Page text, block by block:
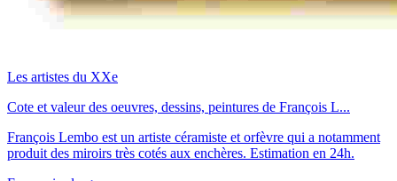
Les artistes du XXe
Cote et valeur des oeuvres, dessins, peintures de François L...
François Lembo est un artiste céramiste et orfèvre qui a notamment
produit des miroirs très cotés aux enchères. Estimation en 24h.